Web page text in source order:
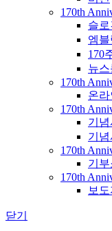
170th
슬로
엠블
170
뉴스
170th
온
170th
기
기념
170th
기부
170th
보
닫기